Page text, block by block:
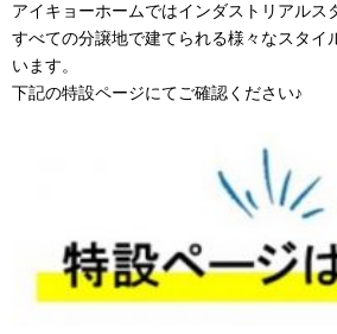
アイキョーホームではインダストリアルス
すべての分譲地で建てられる様々なスタイ
います。
下記の特設ページにてご確認ください♪